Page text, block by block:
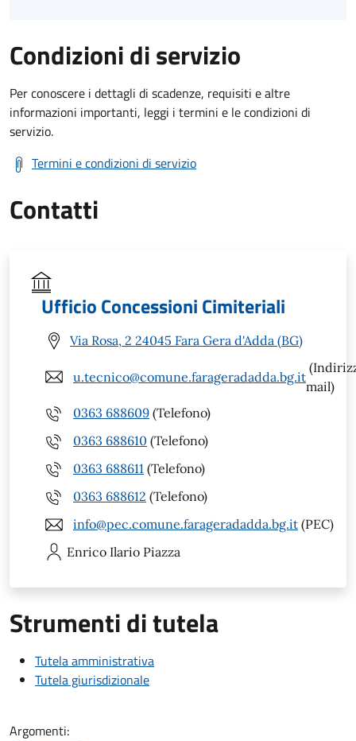
Condizioni di servizio
Per conoscere i dettagli di scadenze, requisiti e altre
informazioni importanti, leggi i termini e le condizioni di
servizio.
Termini e condizioni di servizio
Contatti
Ufficio Concessioni Cimiteriali
Via Rosa, 2 24045 Fara Gera d'Adda (BG)
u.tecnico@comune.farageradadda.bg.it
mail)
0363 688609 (Telefono)
0363 688610 (Telefono)
0363 688611 (Telefono)
0363 688612 (Telefono)
info@pec.comune.farageradadda.bg.it (PEC)
Enrico Ilario Piazza
Strumenti di tutela
Tutela amministrativa
Tutela giurisdizionale
Argomenti: